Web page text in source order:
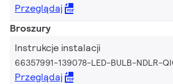
Przeglądaj
Broszury
Instrukcje instalacji
66357991-139078-LED-BULB-NDLR-
Przeglądaj